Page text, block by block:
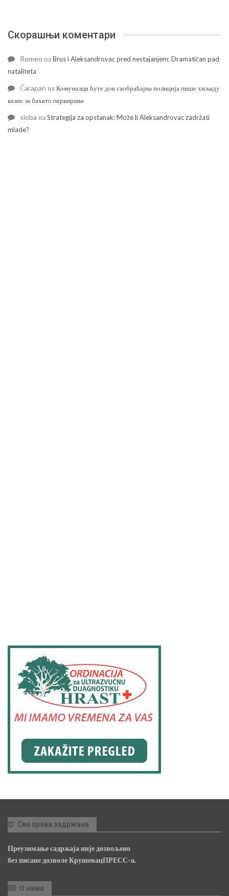
Скорашњи коментари
Romeo наBrus i Aleksandrovac pred nestajanjem: Dramatičan pad
nataliteta
Čarapan наКомуналци ћуте док саобраћајна полиција пише хиљаду
казне за бахато паркирање
sloba наStrategija za opstanak: Može li Aleksandrovac zadržati
mlade?
Сва права задржана
Преузимање садржаја није дозвољено
без писане дозволе КрушевацПРЕСС-а.
О нама